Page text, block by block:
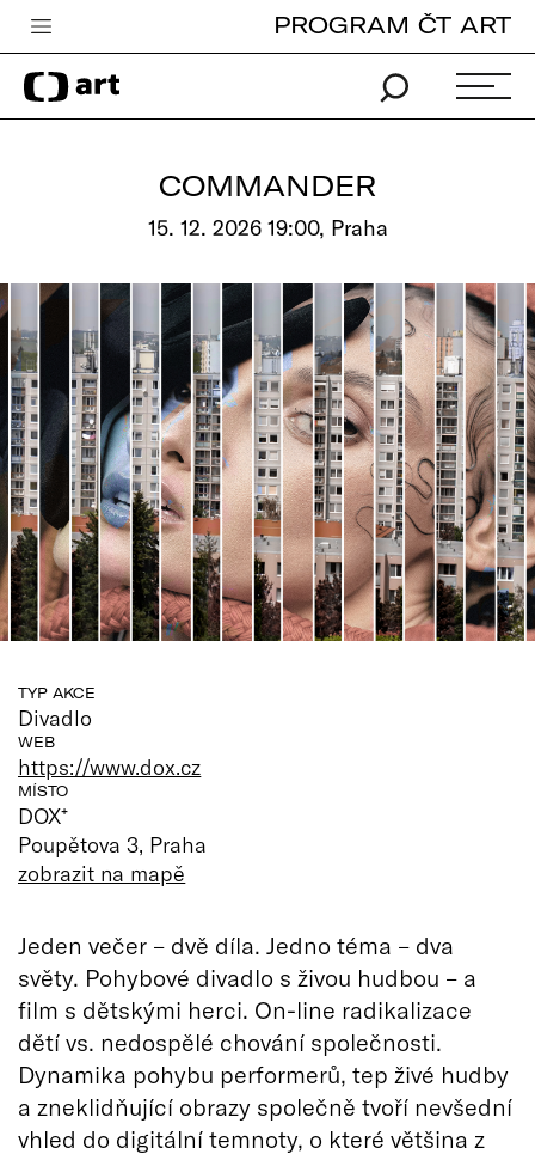
Česká televize
Zpravodajství
Pro děti
edu
Vše o ČT
PROGRAM ČT ART
COMMANDER
15. 12. 2026 19:00, Praha
TYP AKCE
Divadlo
WEB
https://www.dox.cz
MÍSTO
DOX⁺
Poupětova 3, Praha
zobrazit na mapě
Jeden večer – dvě díla. Jedno téma – dva
světy. Pohybové divadlo s živou hudbou – a
film s dětskými herci. On-line radikalizace
dětí vs. nedospělé chování společnosti.
Dynamika pohybu performerů, tep živé hudby
a zneklidňující obrazy společně tvoří nevšední
vhled do digitální temnoty, o které většina z